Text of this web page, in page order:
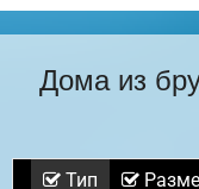
Дома из
Тип